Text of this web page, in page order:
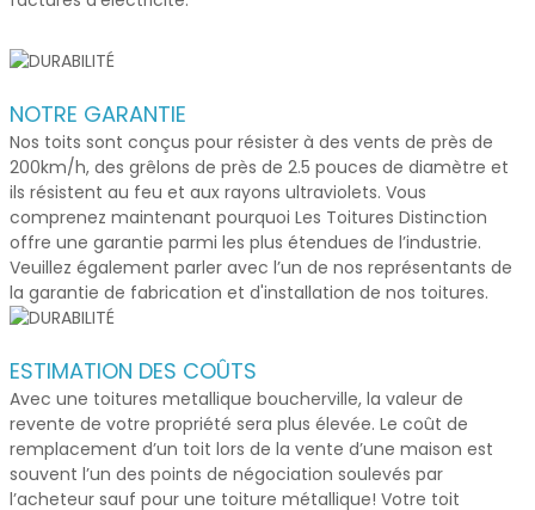
NOTRE GARANTIE
Nos toits sont conçus pour résister à des vents de près de
200km/h, des grêlons de près de 2.5 pouces de diamètre et
ils résistent au feu et aux rayons ultraviolets. Vous
comprenez maintenant pourquoi Les Toitures Distinction
offre une garantie parmi les plus étendues de l’industrie.
Veuillez également parler avec l’un de nos représentants de
la garantie de fabrication et d'installation de nos toitures.
ESTIMATION DES COÛTS
Avec une toitures metallique boucherville, la valeur de
revente de votre propriété sera plus élevée. Le coût de
remplacement d’un toit lors de la vente d’une maison est
souvent l’un des points de négociation soulevés par
l’acheteur sauf pour une toiture métallique! Votre toit